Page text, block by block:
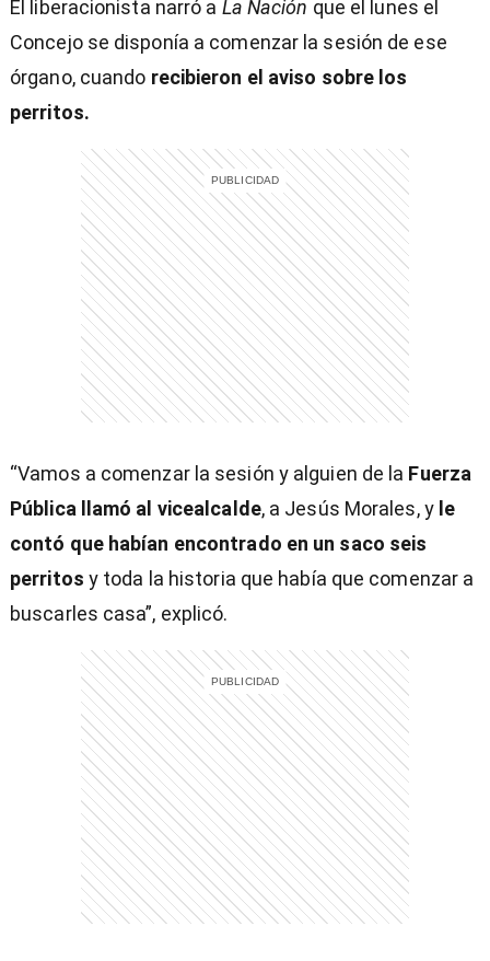
El liberacionista narró a La Nación que el lunes el
Concejo se disponía a comenzar la sesión de ese
órgano, cuando recibieron el aviso sobre los
perritos.
“Vamos a comenzar la sesión y alguien de la Fuerza
Pública llamó al vicealcalde, a Jesús Morales, y le
contó que habían encontrado en un saco seis
perritos y toda la historia que había que comenzar a
buscarles casa”, explicó.